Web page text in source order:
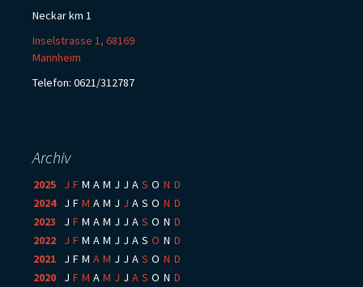
Neckar km 1
Inselstrasse 1, 68169
Mannheim
Telefon: 0621/312787
Archiv
2025 J F M A M J J A S O N D
2024: J F M A M J J A S O N D
2023
J F M A M J J A S O N D
2022
J F M A M J J A S O N D
2021
J F M A M J J A S O N D
2020
J F M A M J J A S O N D